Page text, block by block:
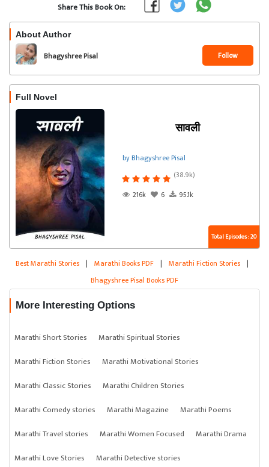
Share This Book On:
About Author
Bhagyshree Pisal Follow
Full Novel
सावली
by Bhagyshree Pisal
(38.9k)
216k
6 95.1k
Total Episodes : 20
Best Marathi Stories | Marathi Books PDF | Marathi Fiction Stories |
Bhagyshree Pisal Books PDF
More Interesting Options
Marathi Short Stories
Marathi Spiritual Stories
Marathi Fiction Stories
Marathi Motivational Stories
Marathi Classic Stories
Marathi Children Stories
Marathi Comedy stories
Marathi Magazine
Marathi Poems
Marathi Travel stories
Marathi Women Focused
Marathi Drama
Marathi Love Stories
Marathi Detective stories